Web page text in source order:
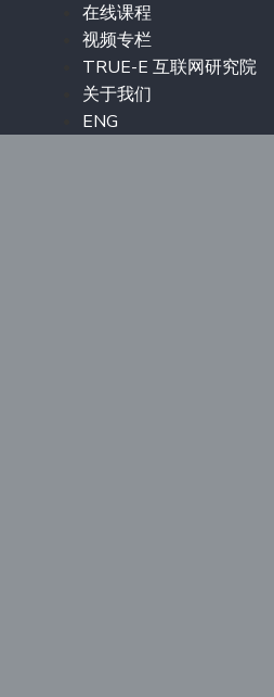
在线课程
视频专栏
TRUE-E 互联网研究院
关于我们
ENG